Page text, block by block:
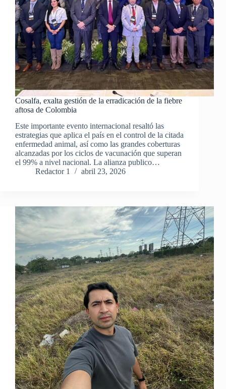
Cosalfa, exalta gestión de la erradicación de la fiebre
aftosa de Colombia
Este importante evento internacional resaltó las
estrategias que aplica el país en el control de la citada
enfermedad animal, así como las grandes coberturas
alcanzadas por los ciclos de vacunación que superan
el 99% a nivel nacional. La alianza publico…
Redactor 1
abril 23, 2026